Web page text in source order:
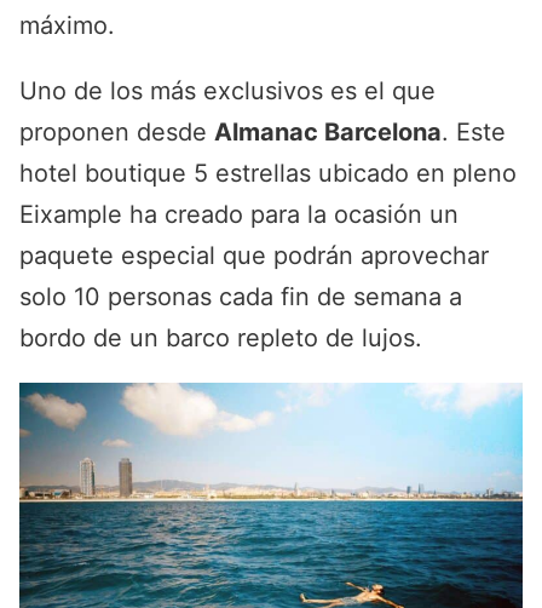
máximo.
Uno de los más exclusivos es el que
proponen desde Almanac Barcelona. Este
hotel boutique 5 estrellas ubicado en pleno
Eixample ha creado para la ocasión un
paquete especial que podrán aprovechar
solo 10 personas cada fin de semana a
bordo de un barco repleto de lujos.